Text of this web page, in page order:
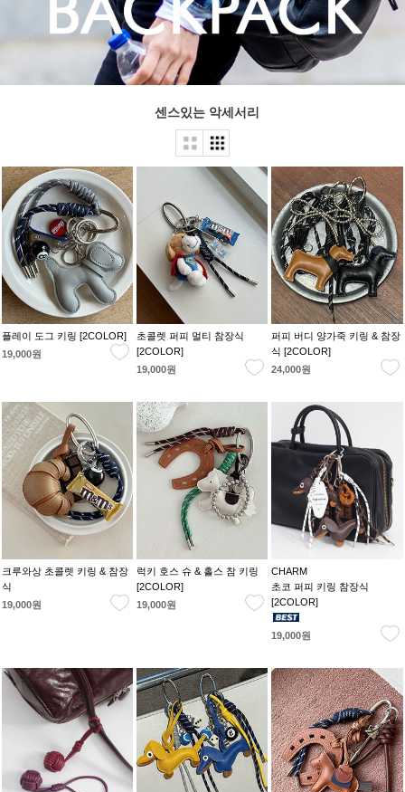
센스있는 악세서리
플레이 도그 키링 [2COLOR]
19,000원
초콜렛 퍼피 멀티 참장식
[2COLOR]
19,000원
퍼피 버디 양가죽 키링 & 참장
식 [2COLOR]
24,000원
크루와상 초콜렛 키링 & 참장
식
19,000원
럭키 호스 슈 & 홀스 참 키링
[2COLOR]
19,000원
CHARM
초코 퍼피 키링 참장식
[2COLOR]
19,000원